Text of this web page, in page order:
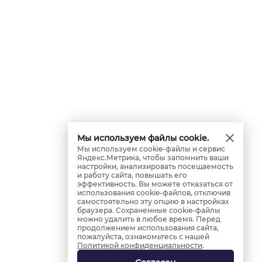
Мы используем файлы cookie.
Мы используем cookie-файлы и сервис
Яндекс.Метрика, чтобы запомнить ваши
настройки, анализировать посещаемость
и работу сайта, повышать его
эффективность. Вы можете отказаться от
использования cookie-файлов, отключив
самостоятельно эту опцию в настройках
браузера. Сохраненные cookie-файлы
можно удалить в любое время. Перед
продолжением использования сайта,
пожалуйста, ознакомьтесь с нашей
Политикой конфиденциальности.